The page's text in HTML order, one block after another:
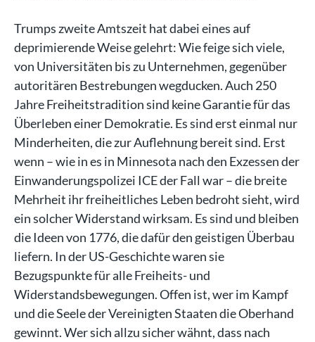
Trumps zweite Amtszeit hat dabei eines auf
deprimierende Weise gelehrt: Wie feige sich viele,
von Universitäten bis zu Unternehmen, gegenüber
autoritären Bestrebungen wegducken. Auch 250
Jahre Freiheitstradition sind keine Garantie für das
Überleben einer Demokratie. Es sind erst einmal nur
Minderheiten, die zur Auflehnung bereit sind. Erst
wenn – wie in es in Minnesota nach den Exzessen der
Einwanderungspolizei ICE der Fall war – die breite
Mehrheit ihr freiheitliches Leben bedroht sieht, wird
ein solcher Widerstand wirksam. Es sind und bleiben
die Ideen von 1776, die dafür den geistigen Überbau
liefern. In der US-Geschichte waren sie
Bezugspunkte für alle Freiheits- und
Widerstandsbewegungen. Offen ist, wer im Kampf
und die Seele der Vereinigten Staaten die Oberhand
gewinnt. Wer sich allzu sicher wähnt, dass nach